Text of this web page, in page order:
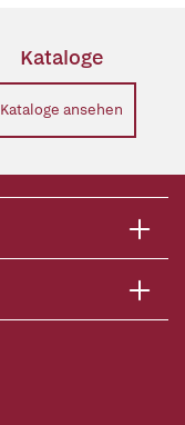
Kataloge
Kataloge ansehen